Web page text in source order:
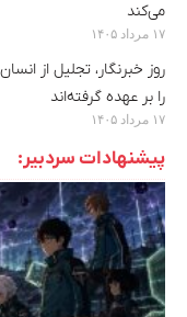
می‌کند
۱۷ مرداد ۱۴۰۵
روز خبرنگار، تجلیل از
را بر عهده گرفته‌اند
۱۷ مرداد ۱۴۰۵
پیشنهادات سردبیر: